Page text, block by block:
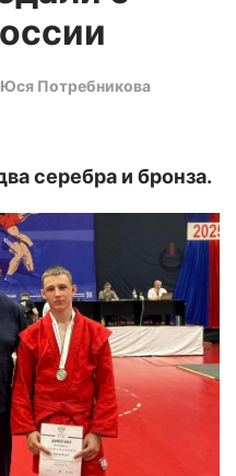
Юся Потребникова
серебра и бронза.